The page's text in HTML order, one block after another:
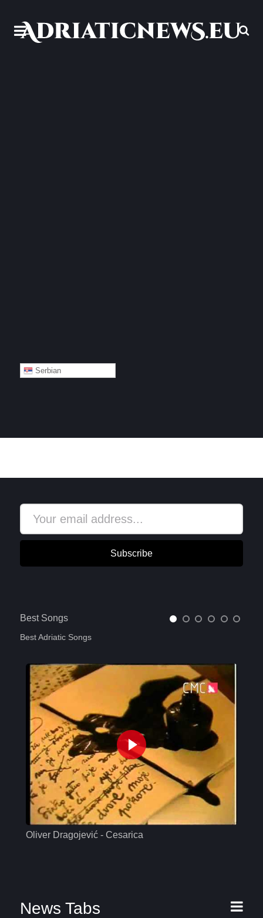
Serbian
Subscribe
Best Songs
Best Adriatic Songs
Oliver Dragojević - Cesarica
News Tabs